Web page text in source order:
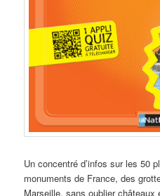
Un concentré d’infos sur les 50
monuments de France, des
Marseille, sans oublier